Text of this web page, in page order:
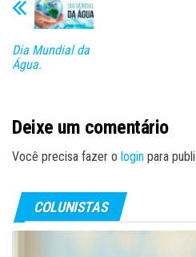
Dia Mundial da
Água.
Deixe um comentário
Você precisa fazer o login para
COLUNISTAS